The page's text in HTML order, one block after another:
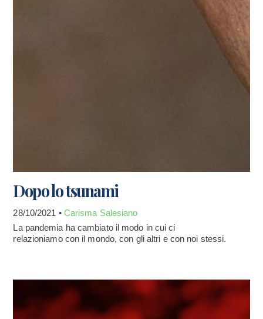
Dopo lo tsunami
28/10/2021 • Carisma Salesiano
La pandemia ha cambiato il modo in cui ci
relazioniamo con il mondo, con gli altri e con noi stessi.